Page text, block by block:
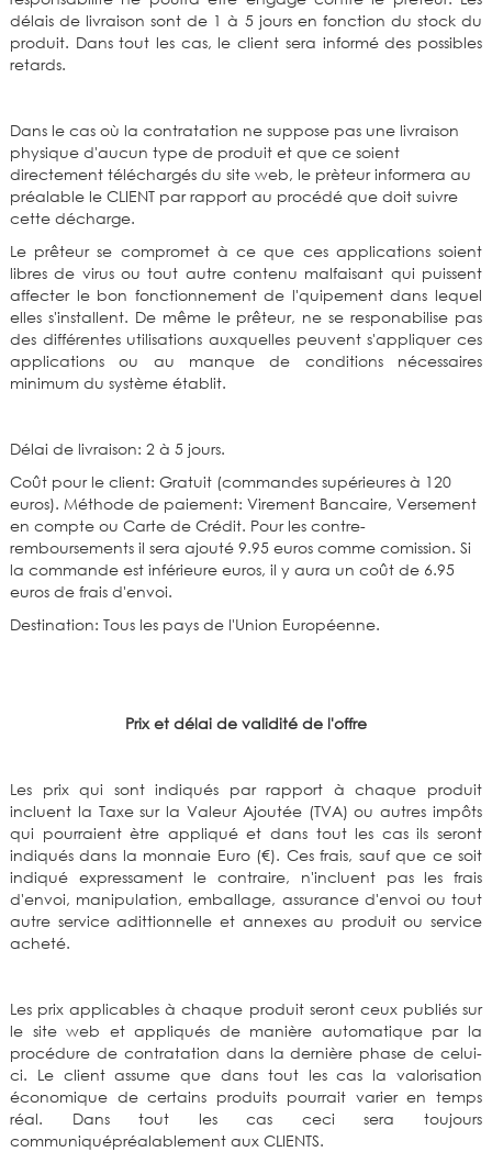
délais de livraison sont de 1 à 5 jours en fonction du stock du
produit. Dans tout les cas, le client sera informé des possibles
retards.
Dans le cas où la contratation ne suppose pas une livraison
physique d'aucun type de produit et que ce soient
directement téléchargés du site web, le prèteur informera au
préalable le CLIENT par rapport au procédé que doit suivre
cette décharge.
Le prêteur se compromet à ce que ces applications soient
libres de virus ou tout autre contenu malfaisant qui puissent
affecter le bon fonctionnement de l'quipement dans lequel
elles s'installent. De même le prêteur, ne se responabilise pas
des différentes utilisations auxquelles peuvent s'appliquer ces
applications ou au manque de conditions nécessaires
minimum du système établit.
Délai de livraison: 2 à 5 jours.
Coût pour le client: Gratuit (commandes supérieures à 120
euros). Méthode de paiement: Virement Bancaire, Versement
en compte ou Carte de Crédit. Pour les contre-
remboursements il sera ajouté 9.95 euros comme comission. Si
la commande est inférieure euros, il y aura un coût de 6.95
euros de frais d'envoi.
Destination: Tous les pays de l'Union Européenne.
Prix et délai de validité de l'offre
Les prix qui sont indiqués par rapport à chaque produit
incluent la Taxe sur la Valeur Ajoutée (TVA) ou autres impôts
qui pourraient ètre appliqué et dans tout les cas ils seront
indiqués dans la monnaie Euro (€). Ces frais, sauf que ce soit
indiqué expressament le contraire, n'incluent pas les frais
d'envoi, manipulation, emballage, assurance d'envoi ou tout
autre service adittionnelle et annexes au produit ou service
acheté.
Les prix applicables à chaque produit seront ceux publiés sur
le site web et appliqués de manière automatique par la
procédure de contratation dans la dernière phase de celui-
ci. Le client assume que dans tout les cas la valorisation
économique de certains produits pourrait varier en temps
réal. Dans tout les cas ceci sera toujours
communiquépréalablement aux CLIENTS.